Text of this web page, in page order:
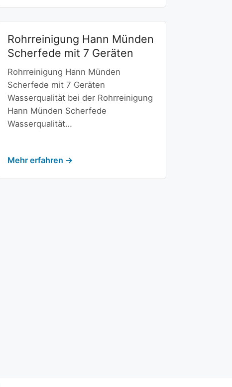
Rohrreinigung Hann Münden
Scherfede mit 7 Geräten
Rohrreinigung Hann Münden
Scherfede mit 7 Geräten
Wasserqualität bei der Rohrreinigung
Hann Münden Scherfede
Wasserqualität…
Mehr erfahren →